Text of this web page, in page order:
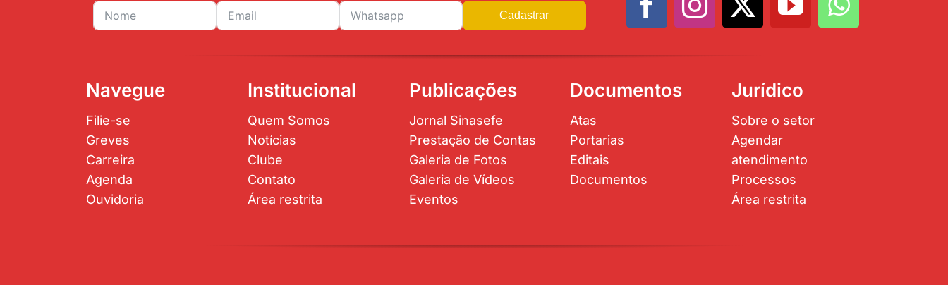
Cadastrar
Navegue
Filie-se
Greves
Carreira
Agenda
Ouvidoria
Institucional
Quem Somos
Notícias
Clube
Contato
Área restrita
Publicações
Jornal Sinasefe
Prestação de Contas
Galeria de Fotos
Galeria de Vídeos
Eventos
Documentos
Atas
Portarias
Editais
Documentos
Jurídico
Sobre o setor
Agendar
atendimento
Processos
Área restrita